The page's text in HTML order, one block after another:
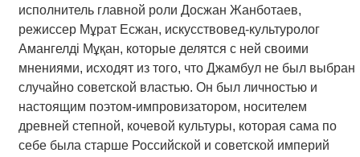
исполнитель главной роли Досжан Жанботаев,
режиссер Мұрат Есжан, искусствовед-культуролог
Амангелді Мұқан, которые делятся с ней своими
мнениями, исходят из того, что Джамбул не был выбран
случайно советской властью. Он был личностью и
настоящим поэтом-импровизатором, носителем
древней степной, кочевой культуры, которая сама по
себе была старше Российской и советской империй